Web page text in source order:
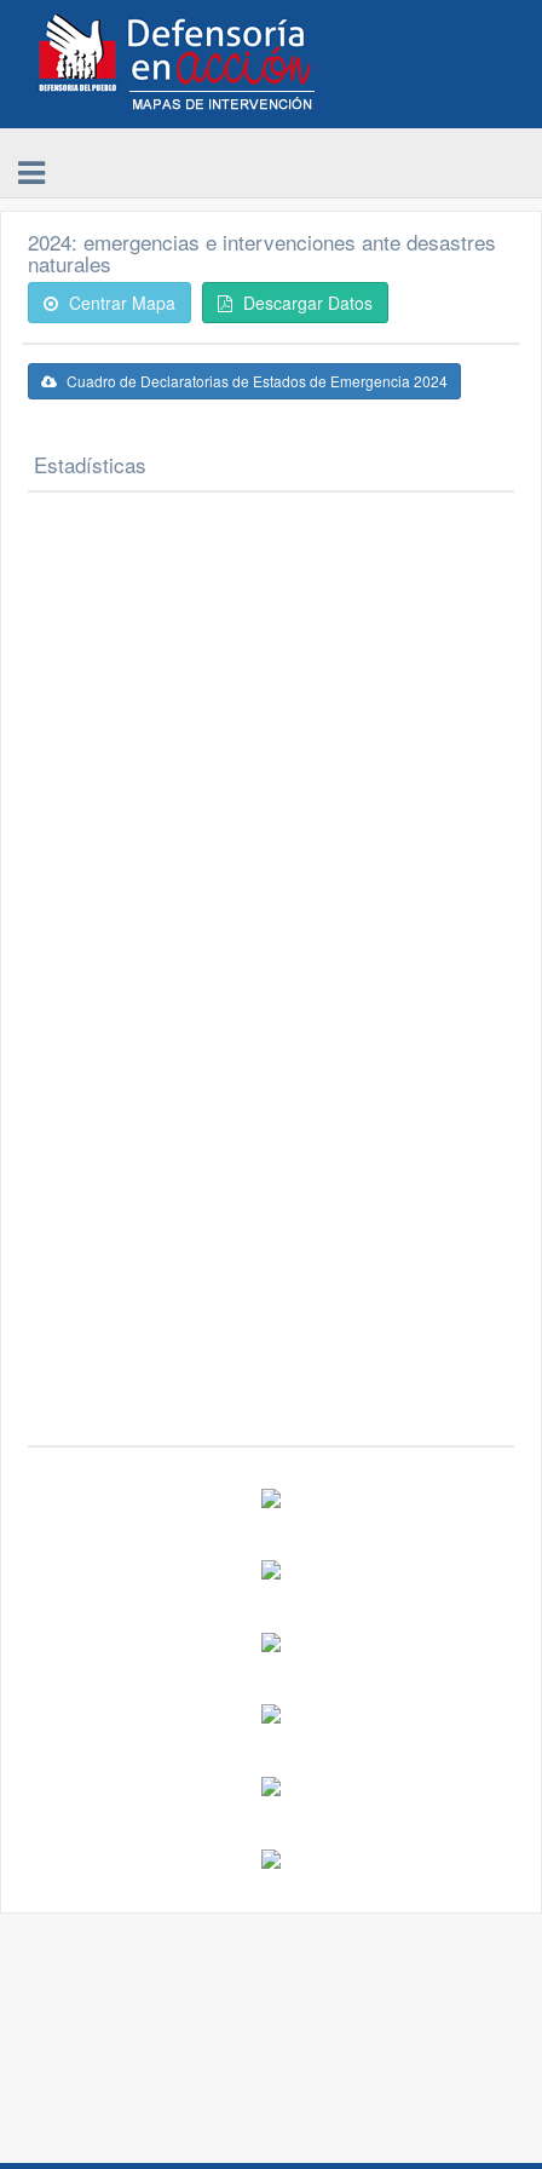
2024: emergencias e intervenciones ante desastres
naturales
Centrar Mapa Descargar Datos
Cuadro de Declaratorias de Estados de Emergencia 2024
Estadísticas